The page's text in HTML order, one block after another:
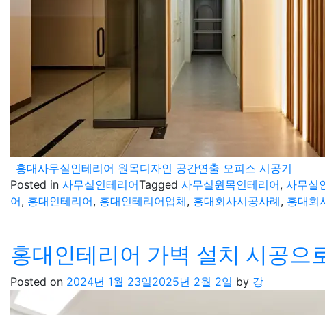
홍대사무실인테리어 원목디자인 공간연출 오피스 시공기
Posted in 사무실인테리어Tagged 사무실원목인테리어, 사무실
어, 홍대인테리어, 홍대인테리어업체, 홍대회사시공사례, 홍대회
홍대인테리어 가벽 설치 시공으
Posted on 2024년 1월 23일2025년 2월 2일 by 강